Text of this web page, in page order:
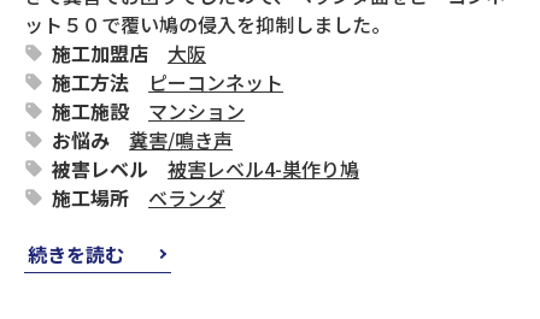
ット５０で覆い鳩の侵入を抑制しました。
施工加盟店
大阪
施工方法
ピーコンネット
施工施設
マンション
お悩み
糞害/鳴き声
被害レベル
被害レベル4-巣作り鳩
施工場所
ベランダ
続きを読む